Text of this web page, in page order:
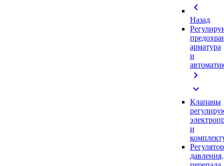
chevron_left
Назад
арматура
и
chevron_right
expand_more
Клапаны
и
давления,